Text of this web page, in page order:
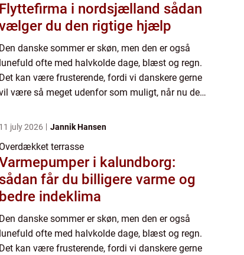
Flyttefirma i nordsjælland sådan
du den rigtige hjælp
Den danske sommer er skøn, men den er også
lunefuld ofte med halvkolde dage, blæst og regn.
Det kan være frusterende, fordi vi danskere gerne
være så meget udenfor som muligt, når nu det
Men hvor...
11 july 2026 Jannik Hansen
Overdækket terrasse
i kalundborg:
sådan får du billigere varme og
bedre indeklima
Den danske sommer er skøn, men den er også
lunefuld ofte med halvkolde dage, blæst og regn.
Det kan være frusterende, fordi vi danskere gerne